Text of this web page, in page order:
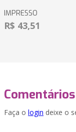
IMPRESSO
R$ 43,51
Comentários
Faça o login deixe o